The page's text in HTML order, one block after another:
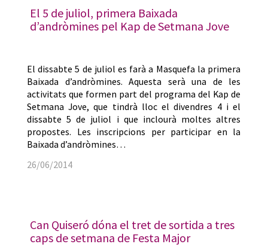
El 5 de juliol, primera Baixada
d’andròmines pel Kap de Setmana Jove
El dissabte 5 de juliol es farà a Masquefa la primera
Baixada d’andròmines. Aquesta serà una de les
activitats que formen part del programa del Kap de
Setmana Jove, que tindrà lloc el divendres 4 i el
dissabte 5 de juliol i que inclourà moltes altres
propostes. Les inscripcions per participar en la
Baixada d’andròmines…
26/06/2014
Can Quiseró dóna el tret de sortida a tres
caps de setmana de Festa Major